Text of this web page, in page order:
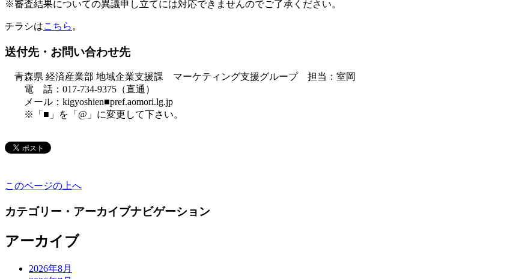
※審査結果についての異議申し立てには対応できませんのでご了承ください。
チラシはこちら 。
送付先・お問い合わせ先
青森県 経済産業部 地域企業支援課 マーケティング支援グループ 担当：室岡
電 話：017-734-9375（直通）
メール：kigyoshien■pref.aomori.lg.jp
※「■」を「@」に変更して下さい。
このページの上へ
カテゴリー・アーカイブナビゲーション
アーカイブ
2026年8月